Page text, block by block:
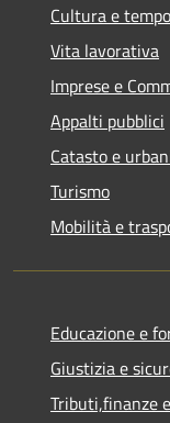
Cultura e
Vita lavorativa
Imprese e
Appalti pubblici
Catasto e
Turismo
Mobilità e
Educazione e
Giustizia e
Tributi,finanze